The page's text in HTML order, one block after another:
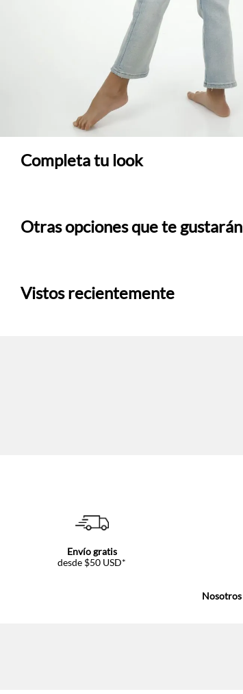
Completa tu look
Otras opciones que te gustarán
Vistos recientemente
Envío gratis
desde $50 USD*
Nosotros